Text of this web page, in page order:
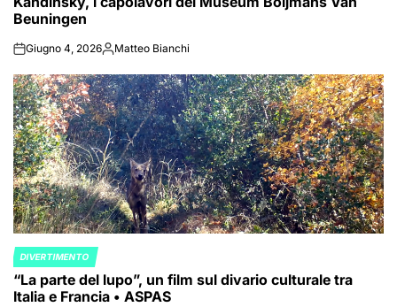
Beuningen
onGiugno 4, 2026Posted
Matteo Bianchi
POSTED
IN
DIVERTIMENTO
“La parte del lupo”, un film sul divario culturale tra
Italia e Francia • ASPAS